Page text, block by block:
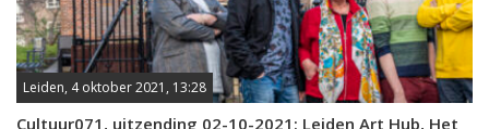
Leiden, 4 oktober 2021, 13:28
Cultuur071, uitzending 02-10-2021: Leiden Art Hub, Het